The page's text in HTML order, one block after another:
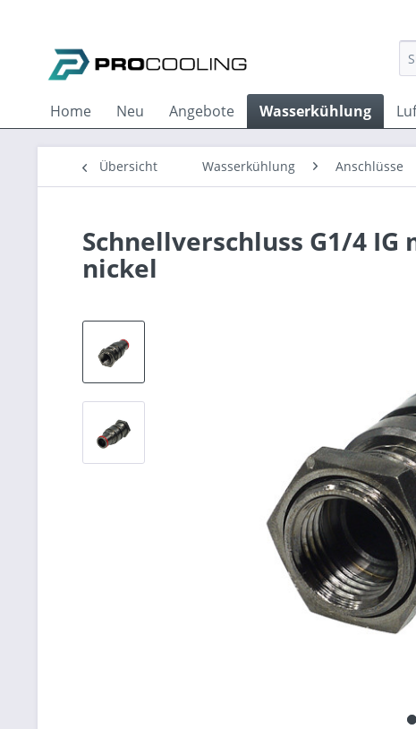
Home Neu Angebote Wasserkühlung
Übersicht Wasserkühlung Anschlüsse
Schnellverschluss G1/4
nickel